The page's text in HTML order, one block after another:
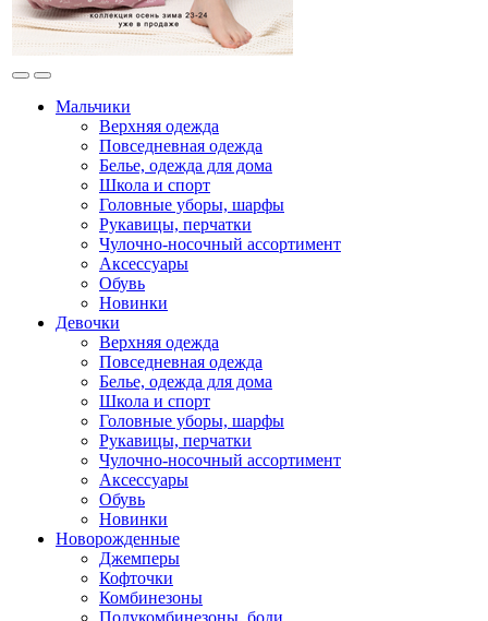
Мальчики
Верхняя одежда
Повседневная одежда
Белье, одежда для дома
Школа и спорт
Головные уборы, шарфы
Рукавицы, перчатки
Чулочно-носочный ассортимент
Аксессуары
Обувь
Новинки
Девочки
Верхняя одежда
Повседневная одежда
Белье, одежда для дома
Школа и спорт
Головные уборы, шарфы
Рукавицы, перчатки
Чулочно-носочный ассортимент
Аксессуары
Обувь
Новинки
Новорожденные
Джемперы
Кофточки
Комбинезоны
Полукомбинезоны, боди